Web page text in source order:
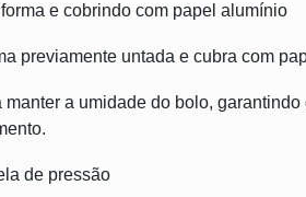
e cobrindo com papel alumínio
previamente untada e cubra com
manter a umidade do bolo,
de pressão